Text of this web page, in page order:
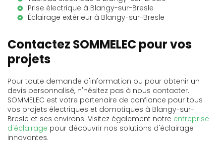
Prise électrique à Blangy-sur-Bresle
Éclairage extérieur à Blangy-sur-Bresle
Contactez SOMMELEC pour vos
projets
Pour toute demande d'information ou pour obtenir un
devis personnalisé, n'hésitez pas à nous contacter.
SOMMELEC est votre partenaire de confiance pour tous
vos projets électriques et domotiques à Blangy-sur-
Bresle et ses environs. Visitez également notre entreprise
d'éclairage pour découvrir nos solutions d'éclairage
innovantes.